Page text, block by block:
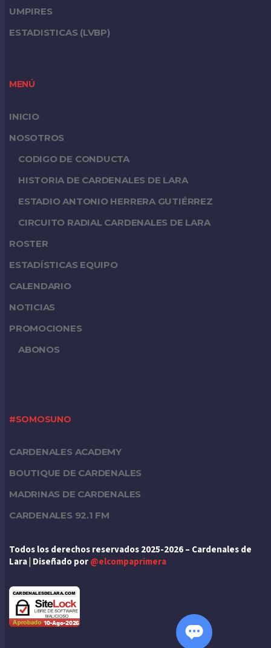
UMPIRES
ESTADISTICAS (LVBP)
MENÚ
INICIO
NOSOTROS
CODIGO DE CONDUCTA
HISTORIA DE CARDENALES DE LARA
ESTADIO ANTONIO HERRERA GUTIÉRREZ
CIRCUITO RADIAL CARDENALES DE LARA
ROSTER
ESTADÍSTICAS EQUIPO
CALENDARIO
NOTICIAS
PROMOCIONES
ABONOS
#SOMOSUNO
CARDENALES ACADEMY
BOUTIQUE DE CARDENALES
MADRINAS DE CARDENALES
CARDENALES 92.1 FM
Todos los derechos reservados 2025-2026 – Cardenales de
Lara | Diseñado por@elcompaprimera